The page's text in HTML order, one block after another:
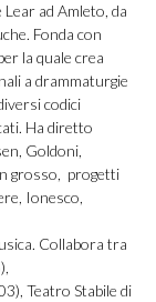
ad Amleto, da
Fonda con
la quale crea
a drammaturgie
codici
Ha diretto
Goldoni,
grosso, progetti
Ionesco,
Collabora tra
Teatro Stabile di